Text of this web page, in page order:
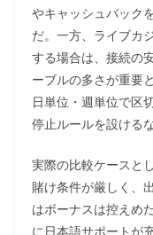
やキャッシュバック
だ。一方、ライブカ
する場合は、接続の
ーブルの多さが重要
日単位・週単位で区
停止ルールを設ける
実際の比較ケースと
賭け条件が厳しく、
はボーナスは控えめ
に日本語サポートが